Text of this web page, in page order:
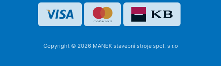
Copyright © 2026 MANEK stavební stroje spol. s r.o